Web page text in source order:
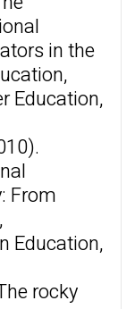
in the
Education,
From
Education,
rocky